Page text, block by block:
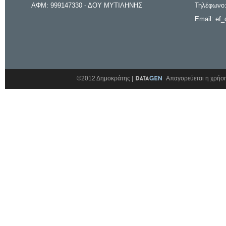
ΑΦΜ: 999147330 - ΔΟΥ ΜΥΤΙΛΗΝΗΣ
Email:
©2012 Δημοκράτης | Απαγορεύεται η